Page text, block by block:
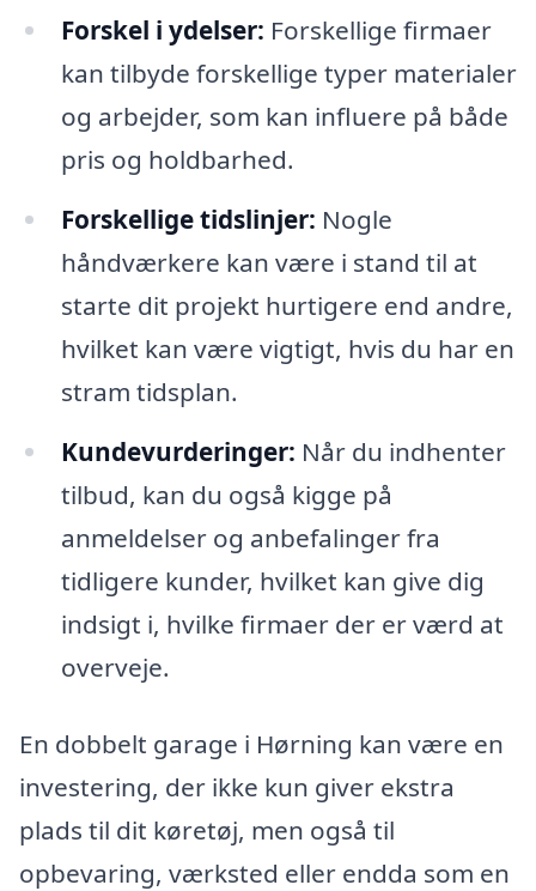
Forskel i ydelser: Forskellige firmaer
kan tilbyde forskellige typer materialer
og arbejder, som kan influere på både
pris og holdbarhed.
Forskellige tidslinjer: Nogle
håndværkere kan være i stand til at
starte dit projekt hurtigere end andre,
hvilket kan være vigtigt, hvis du har en
stram tidsplan.
Kundevurderinger: Når du indhenter
tilbud, kan du også kigge på
anmeldelser og anbefalinger fra
tidligere kunder, hvilket kan give dig
indsigt i, hvilke firmaer der er værd at
overveje.
En dobbelt garage i Hørning kan være en
investering, der ikke kun giver ekstra
plads til dit køretøj, men også til
opbevaring, værksted eller endda som en